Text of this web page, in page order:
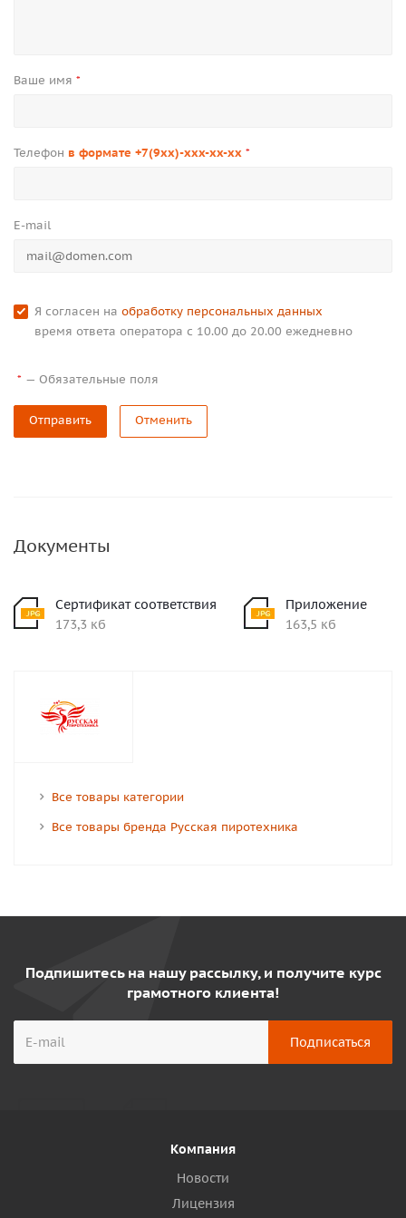
Ваше имя *
Телефон в формате +7(9xx)-xxx-xx-xx *
E-mail
Я согласен на обработку персональных данных
время ответа оператора с 10.00 до 20.00 ежедневно
* — Обязательные поля
Отправить Отменить
Документы
Сертификат соответствия
173,3 кб
Приложение
163,5 кб
Все товары категории
Все товары бренда Русская пиротехника
Подпишитесь на нашу рассылку, и получите курс
грамотного клиента!
Компания
Новости
Лицензия